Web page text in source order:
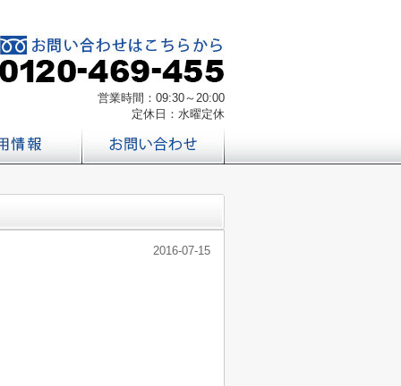
営業時間：09:30～20:00
定休日：水曜定休
2016-07-15